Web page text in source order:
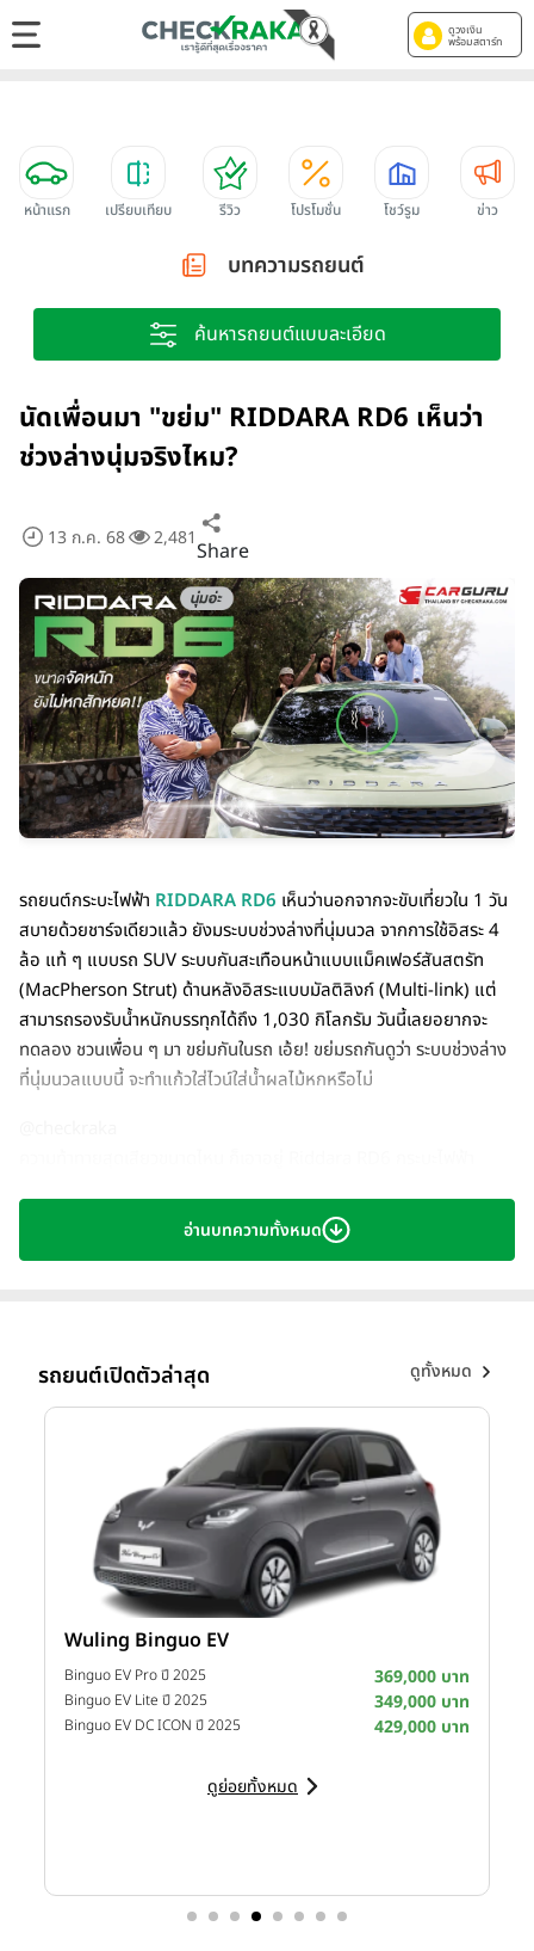
ดูวงเงิน
พร้อมสตาร์ท
หน้าแรก เปรียบเทียบ รีวิว โปรโมชั่น โชว์รูม ข่าว
บทความรถยนต์
ค้นหารถยนต์แบบละเอียด
นัดเพื่อนมา "ขย่ม" RIDDARA RD6 เห็นว่า
ช่วงล่างนุ่มจริงไหม?
13 ก.ค. 68 2,481Share
รถยนต์กระบะไฟฟ้า RIDDARA RD6 เห็นว่านอกจากจะขับเที่ยวใน 1 วัน
สบายด้วยชาร์จเดียวแล้ว ยังมระบบช่วงล่างที่นุ่มนวล จากการใช้อิสระ 4
ล้อ แท้ ๆ แบบรถ SUV ระบบกันสะเทือนหน้าแบบแม็คเฟอร์สันสตรัท
(MacPherson Strut) ด้านหลังอิสระแบบมัลติลิงก์ (Multi-link) แต่
สามารถรองรับน้ำหนักบรรทุกได้ถึง 1,030 กิโลกรัม วันนี้เลยอยากจะ
ทดลอง ชวนเพื่อน ๆ มา ขย่มกันในรถ เอ้ย! ขย่มรถกันดูว่า ระบบช่วงล่าง
ที่นุ่มนวลแบบนี้ จะทำแก้วใส่ไวน์ใส่น้ำผลไม้หกหรือไม่
แถมฟรี Home Charger พร้อมติดตั้ง​ ฟรี! ประกันชั้น 1 นาน 1 ปี ของ
แถมรวมแล้วกว่า 10 รายการ วันนี้ - 28 ก.พ. 2568 #พิเศษเฉพาะผู้ที่ลง
นรถกระบะ #รถกระบะ #Tiktokรักรถ
♬ เสียงต้นฉบับ - เช็คราคา
ด้วยสมรรถนะเทียบเท่ากับรถยนต์กระบะทำให้จะขับขึ้นเขาลงห้วยก็ไม่ต้อง
กลัว ลุยน้ำได้ลึกถึง 815 มม. และวามสามารถในการขึ้นทางชัน 95%
พร้อมไปได้แบบไม่อายใคร สะดวกทุกสภาพถนนด้วยกล้องรอบทิศทาง
540 องศา และสามารถควบคุมรถทางไกลได้ผ่านแอพพลิเคชัน
RIDDARA App แถมด้วยระบบจ่ายไฟได้แม้ตอนขับขี่ จะนั่งทำงาน หรือ
ปาร์ตี้ ให้การนั่งกระบะไม่น่าเบื่ออีกต่อไป ด้วยความกว้างขวางของห้อง
โดยสารระดับ SUV ที่ปรับเบาะเอนเพื่อนอนพักได้แบบชิว ๆ
นอกจากนี้ยังมาพร้อมสมรรถนะที่ไม่แพ้รถกระบะสันดาปกับอัตราเร่งจัด
ลากจูงได้สูงสุด 3 ตัน และมีรัศมีวงเลี้ยวแคบเพียง 6.1 เมตร
อ่านบทความทั้งหมด
รถยนต์เปิดตัวล่าสุด ดูทั้งหมด
Wuling Binguo EV
Binguo EV Pro ปี 2025 369,000 บาท
Binguo EV Lite ปี 2025 349,000 บาท
Binguo EV DC ICON ปี 2025 429,000 บาท
ดูย่อยทั้งหมด